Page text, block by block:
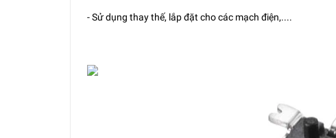
- Sử dụng thay thế, lắp đặt cho các mạch điện,....